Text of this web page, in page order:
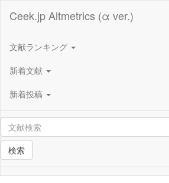
Ceek.jp Altmetrics (α ver.)
文献ランキング
新着文献
新着投稿
検索